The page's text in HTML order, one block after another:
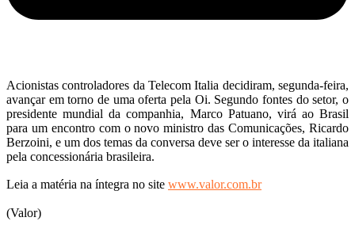
Acionistas controladores da Telecom Italia decidiram, segunda-feira,
avançar em torno de uma oferta pela Oi. Segundo fontes do setor, o
presidente mundial da companhia, Marco Patuano, virá ao Brasil
para um encontro com o novo ministro das Comunicações, Ricardo
Berzoini, e um dos temas da conversa deve ser o interesse da italiana
pela concessionária brasileira.
Leia a matéria na íntegra no site www.valor.com.br
(Valor)